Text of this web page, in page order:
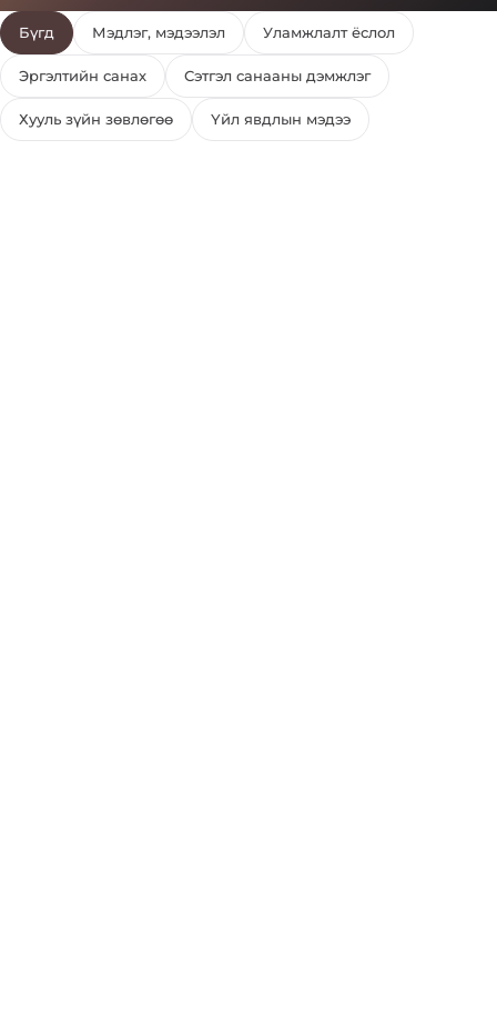
Бүгд Мэдлэг, мэдээлэл Уламжлалт ёслол
Эргэлтийн санах Сэтгэл санааны дэмжлэг
Хууль зүйн зөвлөгөө Үйл явдлын мэдээ